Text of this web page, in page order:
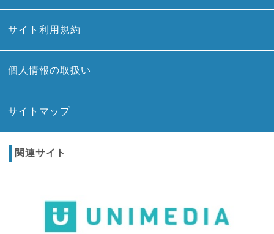
サイト利用規約
個人情報の取扱い
サイトマップ
関連サイト